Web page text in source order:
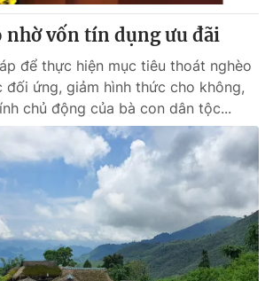
Infographic
Shorts video
VTV Thể thao
Bất động sản
Tấm lòng Việt
nhờ vốn tín dụng ưu đãi
để thực hiện mục tiêu thoát nghèo
đối ứng, giảm hình thức cho không,
chủ động của bà con dân tộc...